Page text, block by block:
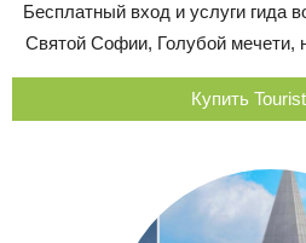
Бесплатный вход и услуги гида
Святой Софии, Голубой мечети,
Купить